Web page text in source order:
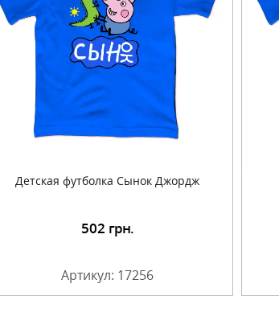
Детская футболка Сынок Джордж
502 грн.
Артикул: 17256
Подробнее